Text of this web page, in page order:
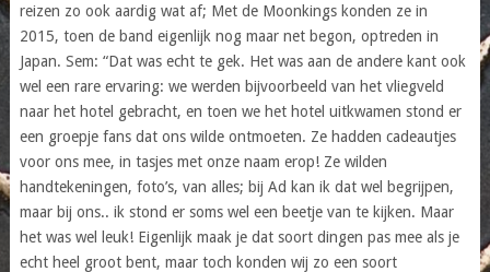
reizen zo ook aardig wat af; Met de Moonkings konden ze in
2015, toen de band eigenlijk nog maar net begon, optreden in
Japan. Sem: “Dat was echt te gek. Het was aan de andere kant ook
wel een rare ervaring: we werden bijvoorbeeld van het vliegveld
naar het hotel gebracht, en toen we het hotel uitkwamen stond er
een groepje fans dat ons wilde ontmoeten. Ze hadden cadeautjes
voor ons mee, in tasjes met onze naam erop! Ze wilden
handtekeningen, foto’s, van alles; bij Ad kan ik dat wel begrijpen,
maar bij ons.. ik stond er soms wel een beetje van te kijken. Maar
het was wel leuk! Eigenlijk maak je dat soort dingen pas mee als je
echt heel groot bent, maar toch konden wij zo een soort